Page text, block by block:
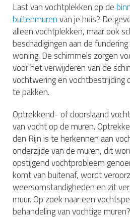
Last van vochtplekken op de
buitenmurenvan je huis? De
alleen vochtplekken, maar ook
beschadigingen aan de
woning. De schimmels zorgen
voor het verwijderen van de
vochtwering en vochtbestrijding
te pakken.
Optrekkend- of doorslaand
van vocht op de muren.
den Rijn is te herkennen aan
onderzijde van de muren, dit
opstijgend vochtprobleem
komt van buitenaf, wordt
weersomstandigheden en zit
muur. Op zoek naar een
behandeling van vochtige muren?